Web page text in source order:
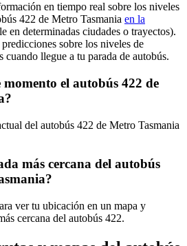
en tiempo real sobre los niveles
422 de Metro Tasmania en la
en determinadas ciudades o trayectos).
sobre los niveles de
cuando llegue a tu parada de autobús.
momento el autobús 422 de
del autobús 422 de Metro Tasmania
más cercana del autobús
ver tu ubicación en un mapa y
cercana del autobús 422.